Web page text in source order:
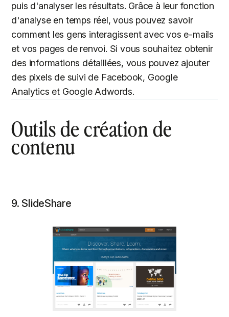
puis d'analyser les résultats. Grâce à leur fonction
d'analyse en temps réel, vous pouvez savoir
comment les gens interagissent avec vos e-mails
et vos pages de renvoi. Si vous souhaitez obtenir
des informations détaillées, vous pouvez ajouter
des pixels de suivi de Facebook, Google
Analytics et Google Adwords.
Outils de création de
contenu
9. SlideShare